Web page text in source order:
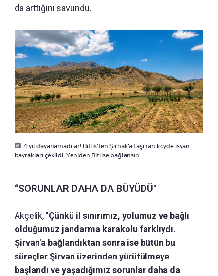
da arttığını savundu.
4 yıl dayanamadılar! Bitlis’ten Şırnak’a taşınan köyde isyan
bayrakları çekildi: Yeniden Bitlise bağlansın
“SORUNLAR DAHA DA BÜYÜDÜ"
Akçelik, "Çünkü il sınırımız, yolumuz ve bağlı
olduğumuz jandarma karakolu farklıydı.
Şirvan'a bağlandıktan sonra ise bütün bu
süreçler Şirvan üzerinden yürütülmeye
başlandı ve yaşadığımız sorunlar daha da